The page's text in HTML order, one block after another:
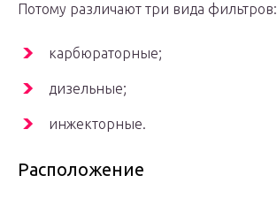
Потому различают три вида фильтров:
карбюраторные;
дизельные;
инжекторные.
Расположение